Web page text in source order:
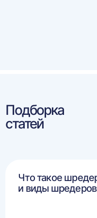
Подборка
статей
Что такое
и виды шредеров